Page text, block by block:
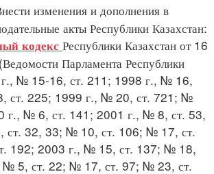
изменения и дополнения в
акты Республики Казахстан:
кодекс Республики Казахстан от 16
Парламента Республики
г., № 15-16, ст. 211; 1998 г., № 16,
ст. 225; 1999 г., № 20, ст. 721; №
г., № 6, ст. 141; 2001 г., № 8, ст. 53,
ст. 32, 33; № 10, ст. 106; № 17, ст.
192; 2003 г., № 15, ст. 137; № 18,
№ 5, ст. 22; № 17, ст. 97; № 23, ст.